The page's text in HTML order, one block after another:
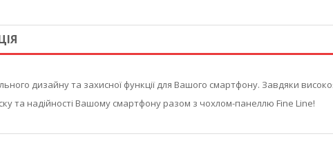
дизайну та захисної функції для Вашого смартфону. Завдяки
та надійності Вашому смартфону разом з чохлом-панеллю Fine Line!